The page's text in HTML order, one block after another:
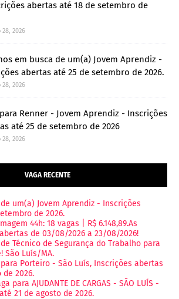
abertas até 18 de setembro de
28, 2026
em busca de um(a) Jovem Aprendiz -
abertas até 25 de setembro de 2026.
28, 2026
Renner - Jovem Aprendiz - Inscrições
até 25 de setembro de 2026
28, 2026
VAGA RECENTE
um(a) Jovem Aprendiz - Inscrições
de 2026.
44h: 18 vagas | R$ 6.148,89.As
de 03/08/2026 a 23/08/2026!
Técnico de Segurança do Trabalho para
São Luís/MA.
Porteiro - São Luís, Inscrições abertas
2026.
para AJUDANTE DE CARGAS - SÃO LUÍS -
21 de agosto de 2026.